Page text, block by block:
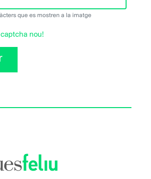
que es mostren a la imatge
nou!